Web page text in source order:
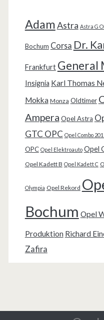
AdamAstra Astra G
Bochum Corsa Dr.
Frankfurt General
Insignia Karl Thomas
Mokka Monza Oldtimer
Ampera Opel Astra
GTC OPC Opel Combo
OPC Opel Elektroauto Opel
Opel Kadett B Opel Kadett C
Olympia Opel Rekord
Bochum Opel
Produktion Richard
Zafira